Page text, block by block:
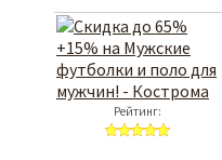
Рейтинг: